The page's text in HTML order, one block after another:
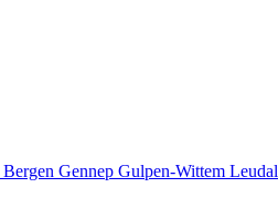
Bergen Gennep Gulpen-Wittem Leudal